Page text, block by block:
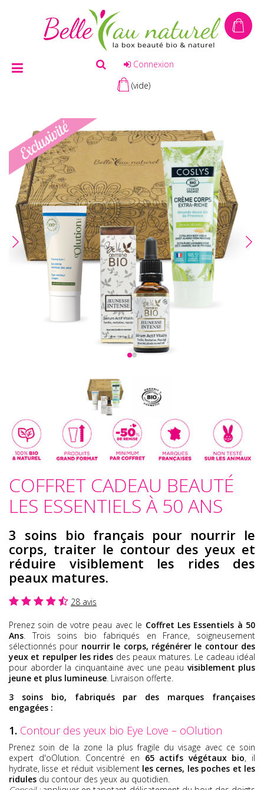
Connexion
(vide)
COFFRET CADEAU BEAUTÉ
LES ESSENTIELS À 50 ANS
3 soins bio français pour nourrir le
corps, traiter le contour des yeux et
réduire visiblement les rides des
peaux matures.
28 avis
Prenez soin de votre peau avec le Coffret Les Essentiels à 50
Ans. Trois soins bio fabriqués en France, soigneusement
sélectionnés pour nourrir le corps, régénérer le contour des
yeux et repulper les rides des peaux matures. Le cadeau idéal
pour aborder la cinquantaine avec une peau visiblement plus
jeune et plus lumineuse. Livraison offerte.
3 soins bio, fabriqués par des marques françaises
engagées :
1. Contour des yeux bio Eye Love – oOlution
Prenez soin de la zone la plus fragile du visage avec ce soin
expert d'oOlution. Concentré en 65 actifs végétaux bio, il
hydrate, lisse et réduit visiblement les cernes, les poches et les
ridules du contour des yeux au quotidien.